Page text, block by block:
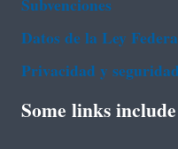
Datos de la Ley
Privacidad y seguridad
Some links